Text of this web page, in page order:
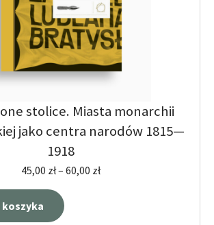
stolice. Miasta monarchii
jako centra narodów 1815—
1918
45,00 zł– 60,00 zł
koszyka